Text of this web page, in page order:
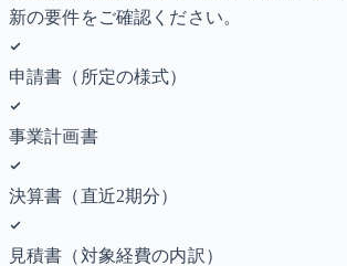
新の要件をご確認ください。
申請書（所定の様式）
事業計画書
決算書（直近2期分）
見積書（対象経費の内訳）